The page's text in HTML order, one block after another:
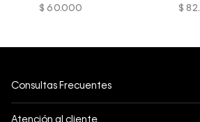
$ 60.000 $ 82.
Consultas Frecuentes